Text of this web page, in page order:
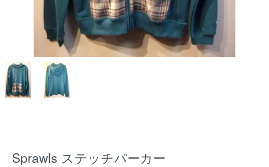
Sprawls ステッチパーカー